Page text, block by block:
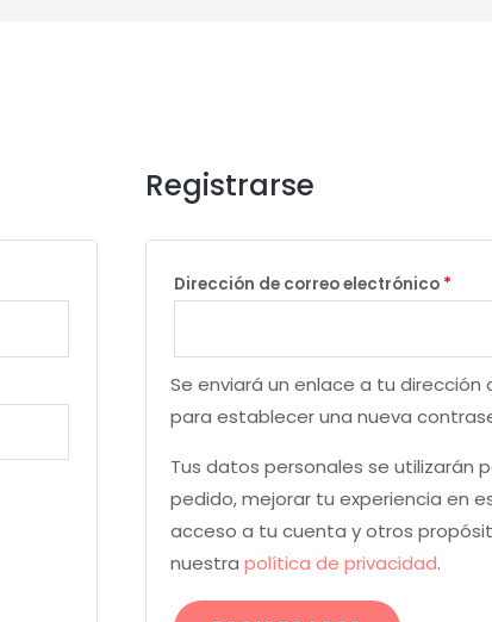
Registrarse
Dirección de correo electrónico *
Se enviará un enlace a tu
para establecer una nueva
Tus datos personales se utilizarán
pedido, mejorar tu experiencia en
acceso a tu cuenta y otros
nuestra política de privacidad.